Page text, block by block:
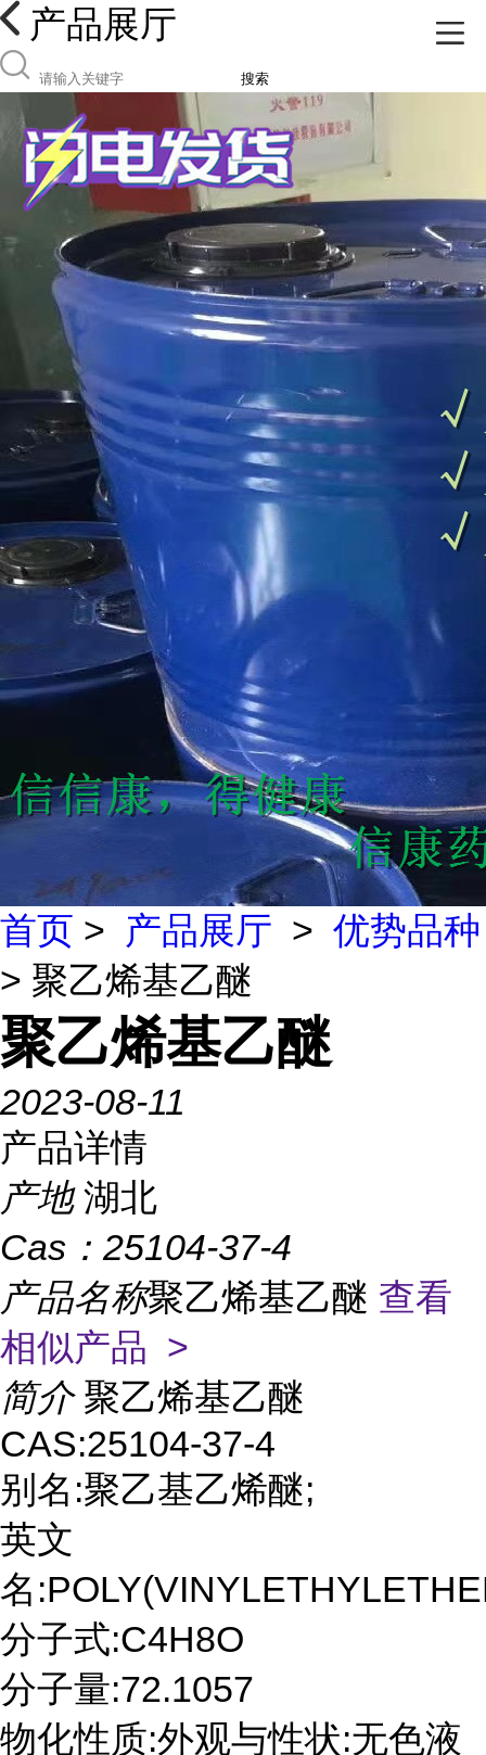
产品展厅
搜索
首页 > 产品展厅 > 优势品种
> 聚乙烯基乙醚
聚乙烯基乙醚
2023-08-11
产品详情
产地 湖北
Cas： 25104-37-4
产品名称聚乙烯基乙醚 查看
相似产品 >
简介 聚乙烯基乙醚
CAS:25104-37-4
别名:聚乙基乙烯醚;
英文
名
分子式:C4H8O
分子量:72.1057
物化性质:外观与性状:无色液